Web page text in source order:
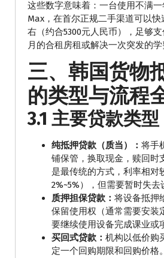
这些数字意味着：一台使用不满
Max，在首尔正规二手渠道可以快
右（约合5300元人民币），足够
月的合租房租或解决一次突发的学
三、韩国货物
的类型与流程
3.1 主要贷款类型
纯抵押贷款（质当）： 将手
铺保管，换取现金，赎回时
是最传统的方式，利率相对
2%~5%），但需要暂时失去
质押担保贷款： 将设备抵押
保留使用权（通常需要安装
要继续使用设备完成课业或
买回式贷款： 机构以低价购
定一个回购期限和回购价格